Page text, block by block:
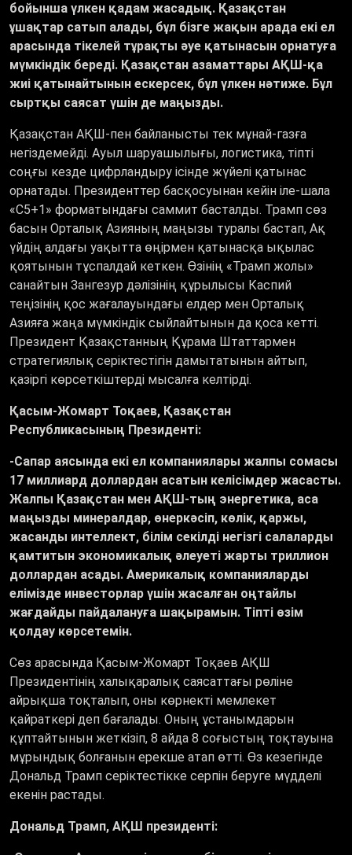
бойынша үлкен қадам жасадық. Қазақстан
ұшақтар сатып алады, бұл бізге жақын арада екі ел
арасында тікелей тұрақты әуе қатынасын орнатуға
мүмкіндік береді. Қазақстан азаматтары АҚШ-қа
жиі қатынайтынын ескерсек, бұл үлкен нәтиже. Бұл
сыртқы саясат үшін де маңызды.
Қазақстан АҚШ-пен байланысты тек мұнай-газға
негіздемейді. Ауыл шаруашылығы, логистика, тіпті
соңғы кезде цифрландыру ісінде жүйелі қатынас
орнатады. Президенттер басқосуынан кейін іле-шала
«С5+1» форматындағы саммит басталды. Трамп сөз
басын Орталық Азияның маңызы туралы бастап, Ақ
үйдің алдағы уақытта өңірмен қатынасқа ықылас
қоятынын тұспалдай кеткен. Өзінің «Трамп жолы»
санайтын Зангезур дәлізінің құрылысы Каспий
теңізінің қос жағалауындағы елдер мен Орталық
Азияға жаңа мүмкіндік сыйлайтынын да қоса кетті.
Президент Қазақстанның Құрама Штаттармен
стратегиялық серіктестігін дамытатынын айтып,
қазіргі көрсеткіштерді мысалға келтірді.
Қасым-Жомарт Тоқаев, Қазақстан
Республикасының Президенті:
-Сапар аясында екі ел компаниялары жалпы сомасы
17 миллиард доллардан асатын келісімдер жасасты.
Жалпы Қазақстан мен АҚШ-тың энергетика, аса
маңызды минералдар, өнеркәсіп, көлік, қаржы,
жасанды интеллект, білім секілді негізгі салаларды
қамтитын экономикалық әлеуеті жарты триллион
доллардан асады. Америкалық компанияларды
елімізде инвесторлар үшін жасалған оңтайлы
жағдайды пайдалануға шақырамын. Тіпті өзім
қолдау көрсетемін.
Сөз арасында Қасым-Жомарт Тоқаев АҚШ
Президентінің халықаралық саясаттағы рөліне
айрықша тоқталып, оны көрнекті мемлекет
қайраткері деп бағалады. Оның ұстанымдарын
құптайтынын жеткізіп, 8 айда 8 соғыстың тоқтауына
мұрындық болғанын ерекше атап өтті. Өз кезегінде
Дональд Трамп серіктестікке серпін беруге мүдделі
екенін растады.
Дональд Трамп, АҚШ президенті: